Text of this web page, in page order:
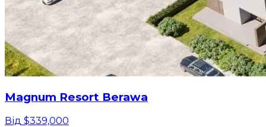
Magnum Resort Berawa
Від $339,000